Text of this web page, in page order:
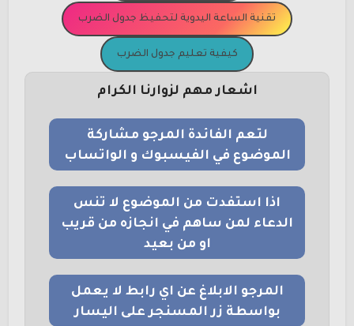
تقنية الساعة اليدوية لتحفيظ جدول الضرب
كيفية تعليم جدول الضرب
اشعار مهم لزوارنا الكرام
لتعم الفائدة المرجو مشاركة
الموضوع في الفيسبوك و الواتساب
اذا استفدت من الموضوع لا تنس
الدعاء لمن ساهم في انجازه من قريب
او من بعيد
المرجو الابلاغ عن اي رابط لا يعمل
بواسطة زر المسنجر على اليسار